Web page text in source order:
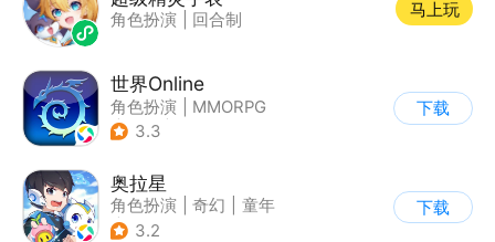
角色扮演 回合制
马上玩
世界Online
角色扮演
MMORPG
| 冒险
3.3
下载
奥拉星
角色扮演 奇幻
童年
| 卡通
3.2
下载